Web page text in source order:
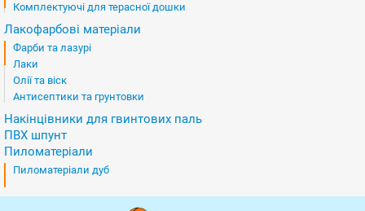
Комплектуючі для терасної дошки
Лакофарбові матеріали
Фарби та лазурі
Лаки
Олії та віск
Антисептики та грунтовки
Накінцівники для гвинтових паль
ПВХ шпунт
Пиломатеріали
Пиломатеріали дуб